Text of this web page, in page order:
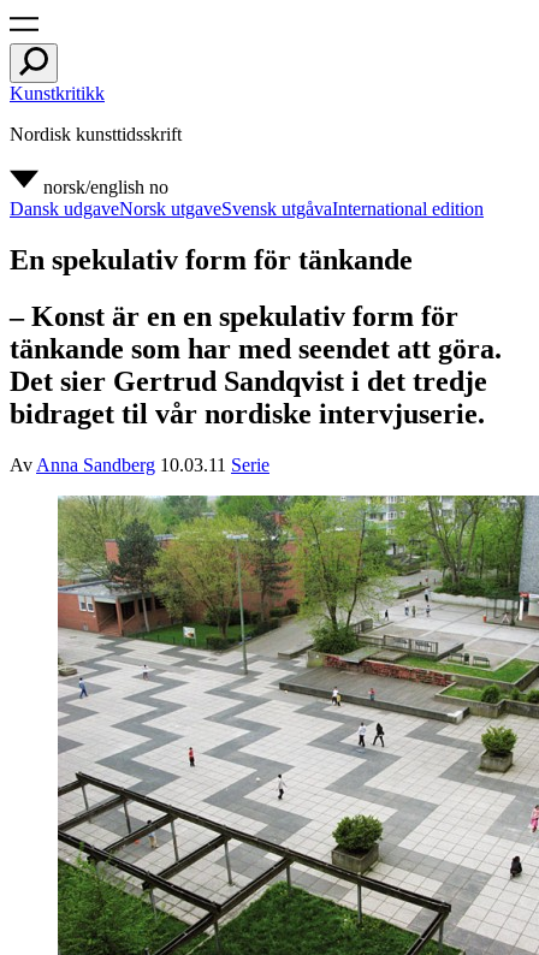
Kunstkritikk
Nordisk kunsttidsskrift
norsk/english no
Dansk udgaveNorsk utgaveSvensk utgåvaInternational edition
En spekulativ form för tänkande
– Konst är en en spekulativ form för
tänkande som har med seendet att göra.
Det sier Gertrud Sandqvist i det tredje
bidraget til vår nordiske intervjuserie.
Av Anna Sandberg 10.03.11 Serie